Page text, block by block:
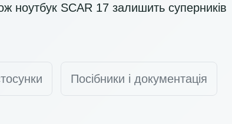
ноутбук SCAR 17 залишить суперників
Посібники і документація